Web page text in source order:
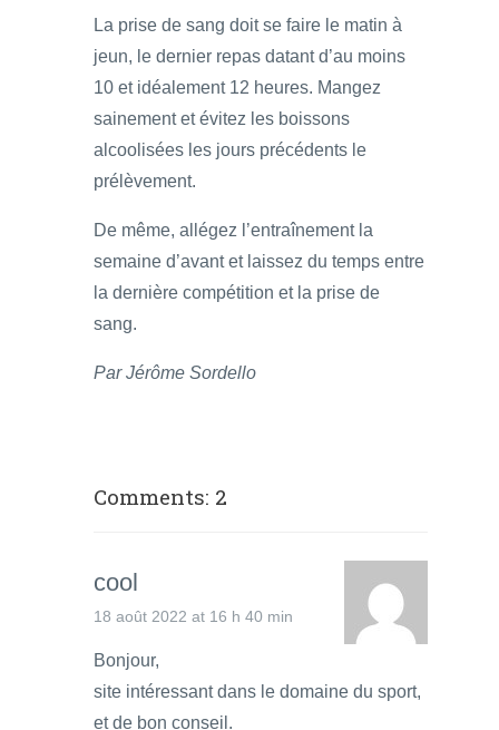
La prise de sang doit se faire le matin à
jeun, le dernier repas datant d’au moins
10 et idéalement 12 heures. Mangez
sainement et évitez les boissons
alcoolisées les jours précédents le
prélèvement.
De même, allégez l’entraînement la
semaine d’avant et laissez du temps entre
la dernière compétition et la prise de
sang.
Par Jérôme Sordello
Comments: 2
cool
18 août 2022 at 16 h 40 min
Bonjour,
site intéressant dans le domaine du sport,
et de bon conseil.